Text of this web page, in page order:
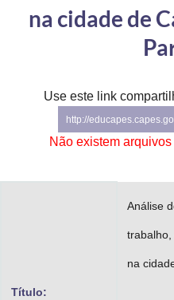
Advocacia-Geral da União
Banco Central do Brasil
Planalto
na cidade de
Use este link
http://
Não existem
Título:
Análise
na